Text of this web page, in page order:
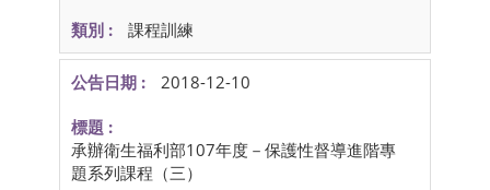
課程訓練
2018-12-10
承辦衛生福利部107年度－保護性督導進階專
題系列課程（三）